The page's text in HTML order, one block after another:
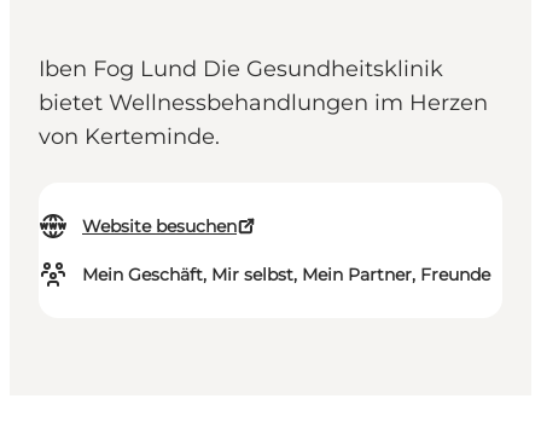
Iben Fog Lund Die Gesundheitsklinik
bietet Wellnessbehandlungen im Herzen
von Kerteminde.
Website besuchen
Mein Geschäft, Mir selbst, Mein Partner, Freunde